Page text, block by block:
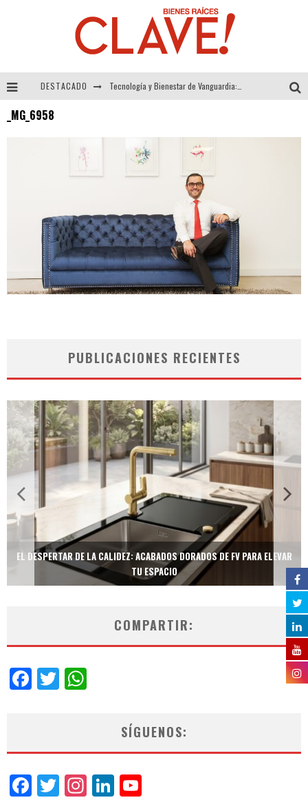
DESTACADO
Alexandra Bedoya – La Constancia detrás de La Paletería
_MG_6958
PUBLICACIONES RECIENTES
EL DESPERTAR DE LA CALIDEZ: ACABADOS DORADOS DE FV PARA ELEVAR
TU ESPACIO
COMPARTIR:
Facebook
Twitter
SÍGUENOS:
Facebook
Twitter
Instagram
LinkedIn